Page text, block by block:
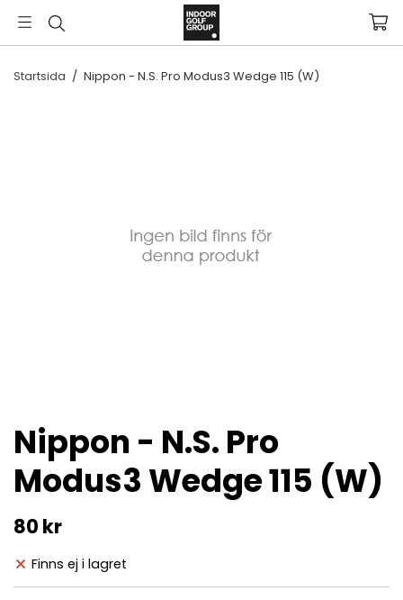
Startsida / Nippon - N.S. Pro Modus3 Wedge 115 (W)
Nippon - N.S. Pro
Modus3 Wedge 115 (W)
80 kr
Finns ej i lagret